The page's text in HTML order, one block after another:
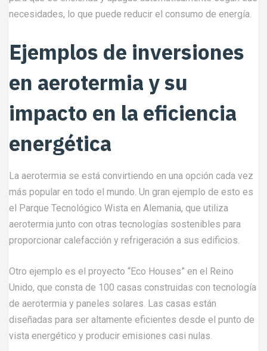
necesidades, lo que puede reducir el consumo de energía.
Ejemplos de inversiones
en aerotermia y su
impacto en la eficiencia
energética
La aerotermia se está convirtiendo en una opción cada vez
más popular en todo el mundo. Un gran ejemplo de esto es
el Parque Tecnológico Wista en Alemania, que utiliza
aerotermia junto con otras tecnologías sostenibles para
proporcionar calefacción y refrigeración a sus edificios.
Otro ejemplo es el proyecto “Eco Houses” en el Reino
Unido, que consta de 100 casas construidas con tecnología
de aerotermia y paneles solares. Las casas están
diseñadas para ser altamente eficientes desde el punto de
vista energético y producir emisiones casi nulas.